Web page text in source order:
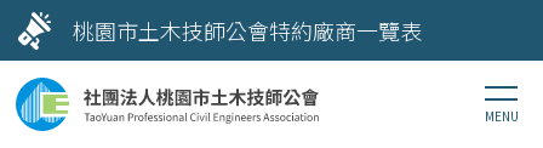
桃園市土木技師公會特約廠商一覽表